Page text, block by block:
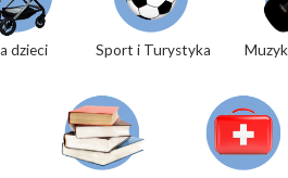
dzieci Sport i Turystyka